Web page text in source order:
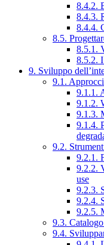
8.4.2.
8.4.3.
8.4.4.
8.5.
8.5.1.
8.5.2.
9. Sviluppo
9.1.
9.1.1.
9.1.2.
9.1.3.
9.1.4.
9.2.
9.2.1.
9.2.2.
use
9.2.3.
9.2.4.
9.2.5.
9.3.
9.4.